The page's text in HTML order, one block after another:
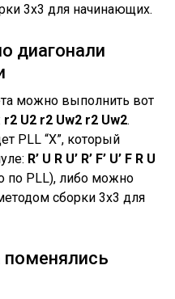
3х3 для начинающих.
диагонали
можно выполнить вот
r2 U2 r2 Uw2 r2 Uw2.
PLL “X”, который
R’ U R U’ R’ F’ U’ F R U
по PLL), либо можно
сборки 3х3 для
поменялись